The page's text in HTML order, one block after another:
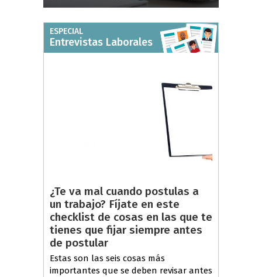
ESPECIAL
Entrevistas Laborales
¿Te va mal cuando postulas a
un trabajo? Fíjate en este
checklist de cosas en las que te
tienes que fijar siempre antes
de postular
Estas son las seis cosas más
importantes que se deben revisar antes